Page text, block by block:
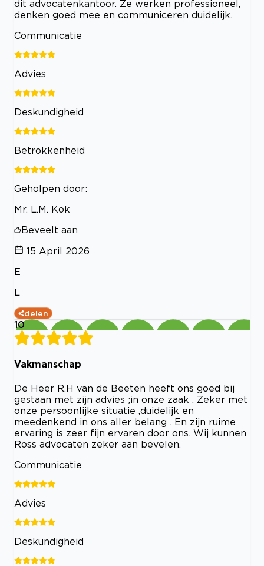
dit advocatenkantoor. Ze werken professioneel,
denken goed mee en communiceren duidelijk.
Communicatie
Advies
Deskundigheid
Betrokkenheid
Geholpen door:
Mr. L.M. Kok
Beveelt aan
15 April 2026
E
L
delen
10
Vakmanschap
De Heer R.H van de Beeten heeft ons goed bij
gestaan met zijn advies ;in onze zaak . Zeker met
onze persoonlijke situatie ,duidelijk en
meedenkend in ons aller belang . En zijn ruime
ervaring is zeer fijn ervaren door ons. Wij kunnen
Ross advocaten zeker aan bevelen.
Communicatie
Advies
Deskundigheid